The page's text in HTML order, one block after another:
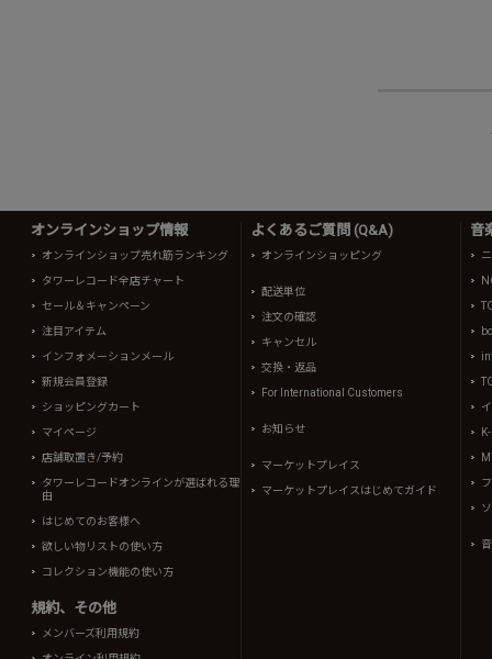
オンラインショップ情報
オンラインショップ売れ筋ランキング
タワーレコード全店チャート
セール＆キャンペーン
注目アイテム
インフォメーションメール
新規会員登録
ショッピングカート
マイページ
店舗取置き/予約
タワーレコードオンラインが選ばれる理
由
はじめてのお客様へ
欲しい物リストの使い方
コレクション機能の使い方
規約、その他
メンバーズ利用規約
よくあるご質問 (Q&A)
オンラインショッピング
配送単位
注文の確認
キャンセル
交換・返品
For International Customers
お知らせ
マーケットプレイス
マーケットプレイスはじめてガイド
音